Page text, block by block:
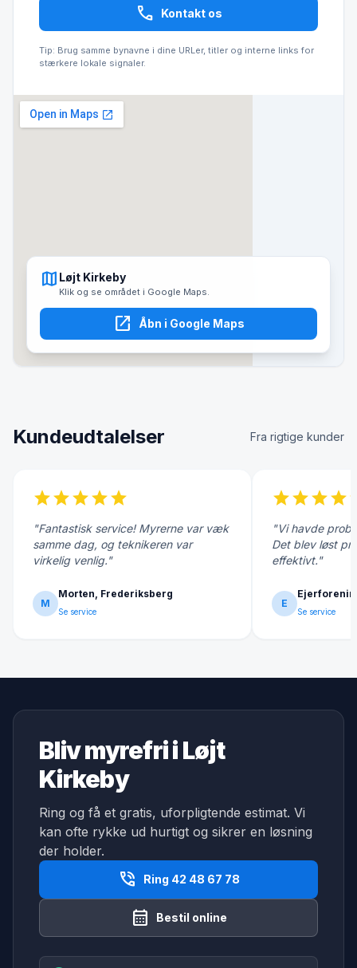
call Kontakt os
Tip: Brug samme bynavne i dine URLer, titler og interne links for
stærkere lokale signaler.
map Løjt Kirkeby
Klik og se området i Google Maps.
open_in_new Åbn i Google Maps
Kundeudtalelser Fra rigtige kunder
starstarstarstarstar
"Fantastisk service! Myrerne var væk
samme dag, og teknikeren var
virkelig venlig."
M
Morten, Frederiksberg
Se service
starstarstarstar
"Vi havde
Det blev løst
effektivt."
E
Se service
Bliv myrefri i Løjt
Kirkeby
Ring og få et gratis, uforpligtende estimat. Vi
kan ofte rykke ud hurtigt og sikrer en løsning
der holder.
phone_in_talk Ring 42 48 67 78
calendar_month Bestil online